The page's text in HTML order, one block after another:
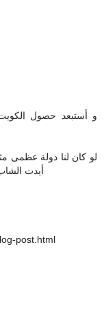
و أستبعد حصول
لو كان لنا دولة عظمى
أيدت
post.html